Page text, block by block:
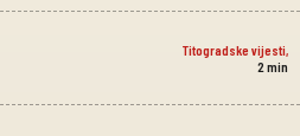
Titogradske vijesti,
2 min